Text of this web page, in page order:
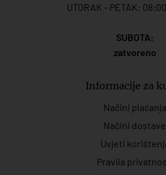
UTORAK - PETAK:
SUBOTA:
zatvoreno
Informacije za
Načini plaćanja
Načini dostave
Uvjeti
Pravila